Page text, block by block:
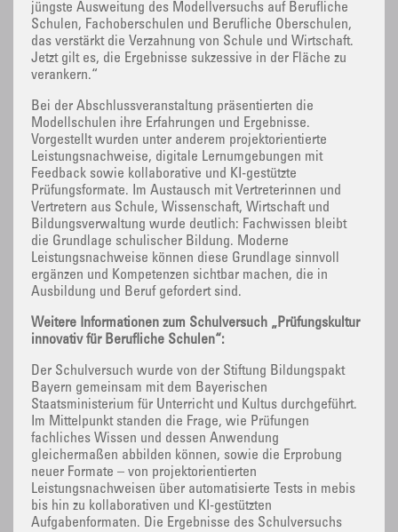
jüngste Ausweitung des Modellversuchs auf Berufliche
Schulen, Fachoberschulen und Berufliche Oberschulen,
das verstärkt die Verzahnung von Schule und Wirtschaft.
Jetzt gilt es, die Ergebnisse sukzessive in der Fläche zu
verankern.“
Bei der Abschlussveranstaltung präsentierten die
Modellschulen ihre Erfahrungen und Ergebnisse.
Vorgestellt wurden unter anderem projektorientierte
Leistungsnachweise, digitale Lernumgebungen mit
Feedback sowie kollaborative und KI-gestützte
Prüfungsformate. Im Austausch mit Vertreterinnen und
Vertretern aus Schule, Wissenschaft, Wirtschaft und
Bildungsverwaltung wurde deutlich: Fachwissen bleibt
die Grundlage schulischer Bildung. Moderne
Leistungsnachweise können diese Grundlage sinnvoll
ergänzen und Kompetenzen sichtbar machen, die in
Ausbildung und Beruf gefordert sind.
Weitere Informationen zum Schulversuch „Prüfungskultur
innovativ für Berufliche Schulen“:
Der Schulversuch wurde von der Stiftung Bildungspakt
Bayern gemeinsam mit dem Bayerischen
Staatsministerium für Unterricht und Kultus durchgeführt.
Im Mittelpunkt standen die Frage, wie Prüfungen
fachliches Wissen und dessen Anwendung
gleichermaßen abbilden können, sowie die Erprobung
neuer Formate – von projektorientierten
Leistungsnachweisen über automatisierte Tests in mebis
bis hin zu kollaborativen und KI-gestützten
Aufgabenformaten. Die Ergebnisse des Schulversuchs